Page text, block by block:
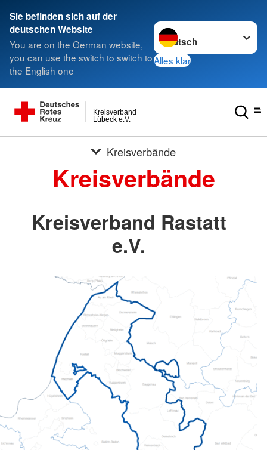
Sie befinden sich auf der
deutschen Website
You are on the German website,
you can use the switch to switch to
the English one
Sprache wechseln zu
Alles klar
Lübeck e.V.
Kreisverband
Kreisverbände
Kreisverbände
Kreisverband Rastatt
e.V.